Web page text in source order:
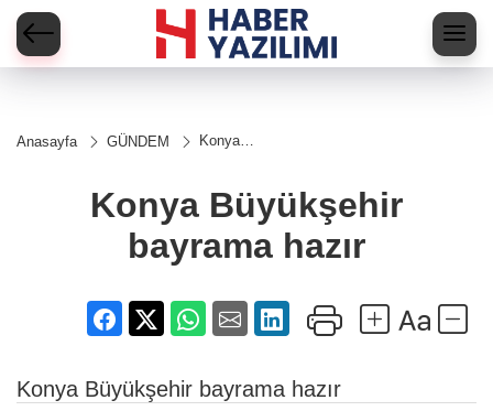
Anasayfa GÜNDEM
Konya
hazır
Konya Büyükşehir
bayrama hazır
Konya Büyükşehir bayrama hazır